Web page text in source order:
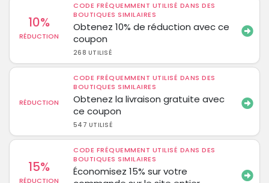
10%
RÉDUCTION
CODE FRÉQUEMMENT UTILISÉ DANS DES
BOUTIQUES SIMILAIRES
Obtenez 10% de réduction avec ce
coupon
268 UTILISÉ
RÉDUCTION
CODE FRÉQUEMMENT UTILISÉ DANS DES
BOUTIQUES SIMILAIRES
Obtenez la livraison gratuite avec
ce coupon
547 UTILISÉ
15%
RÉDUCTION
CODE FRÉQUEMMENT UTILISÉ DANS DES
BOUTIQUES SIMILAIRES
Économisez 15% sur votre